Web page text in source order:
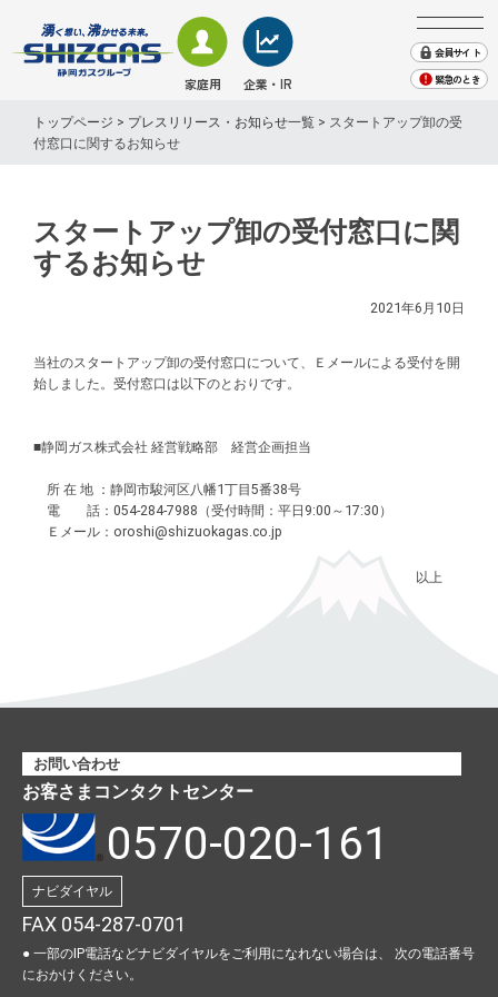
家庭用
家庭用のお客さま − TOP
電気
その他
ガス機器・設備
ショールーム来館のご予約
料理教室のお申し込み
業務用・産業用のお客さま − TOP
電気
その他
業務用ガス機器情報
天然ガスのご案内
企業・IR
企業・IR情報 − TOP
会社案内
株主・投資家情報
会員サイト
緊急のとき
株主・投資家情報
業務用・産業用のお客さま
プレスリリース・お知らせ
SHIZGAS TIMES（取組み)
緊急のときは
トップページ > プレスリリース・お知らせ一覧 > スタートアップ卸の受
付窓口に関するお知らせ
スタートアップ卸の受付窓口に関
するお知らせ
2021年6月10日
当社のスタートアップ卸の受付窓口について、Ｅメールによる受付を開
始しました。受付窓口は以下のとおりです。
■静岡ガス株式会社 経営戦略部 経営企画担当
所 在 地 ：静岡市駿河区八幡1丁目5番38号
電 話：054-284-7988（受付時間：平日9:00～17:30）
Ｅメール：oroshi@shizuokagas.co.jp
以上
お問い合わせ
お客さまコンタクトセンター
0570-020-161
ナビダイヤル
FAX 054-287-0701
● 一部のIP電話などナビダイヤルをご利用になれない場合は、
次の電話番号
におかけください。